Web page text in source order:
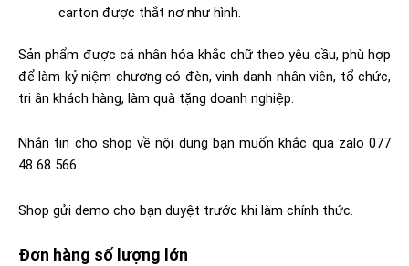
carton được thắt nơ như hình.
Sản phẩm được cá nhân hóa khắc chữ theo yêu cầu, phù hợp
để làm kỷ niệm chương có đèn, vinh danh nhân viên, tổ chức,
tri ân khách hàng, làm quà tặng doanh nghiệp.
Nhắn tin cho shop về nội dung bạn muốn khắc qua zalo 077
48 68 566.
Shop gửi demo cho bạn duyệt trước khi làm chính thức.
Đơn hàng số lượng lớn​